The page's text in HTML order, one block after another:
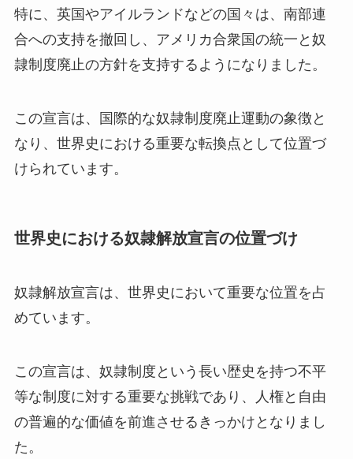
特に、英国やアイルランドなどの国々は、南部連
合への支持を撤回し、アメリカ合衆国の統一と奴
隷制度廃止の方針を支持するようになりました。
この宣言は、国際的な奴隷制度廃止運動の象徴と
なり、世界史における重要な転換点として位置づ
けられています。
世界史における奴隷解放宣言の位置づけ
奴隷解放宣言は、世界史において重要な位置を占
めています。
この宣言は、奴隷制度という長い歴史を持つ不平
等な制度に対する重要な挑戦であり、人権と自由
の普遍的な価値を前進させるきっかけとなりまし
た。